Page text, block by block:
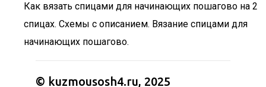
Как вязать спицами для начинающих пошагово на 2
спицах. Схемы с описанием. Вязание спицами для
начинающих пошагово.
© kuzmousosh4.ru, 2025